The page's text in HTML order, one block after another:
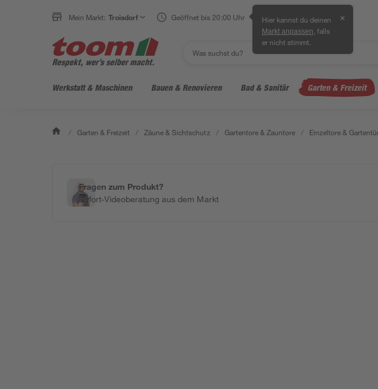
Mein Markt: Troisdorf Geöffnet bis 20:00 Uhr Hier kannst du deinen
Markt anpassen , falls
er nicht stimmt.
✕
Werkstatt & Maschinen Bauen & Renovieren Bad & Sanitär Garten & Freizeit
/ Garten & Freizeit / Zäune & Sichtschutz / Gartentore & Zauntore / Einzeltore &
Fragen zum Produkt?
Sofort-Videoberatung aus dem Markt